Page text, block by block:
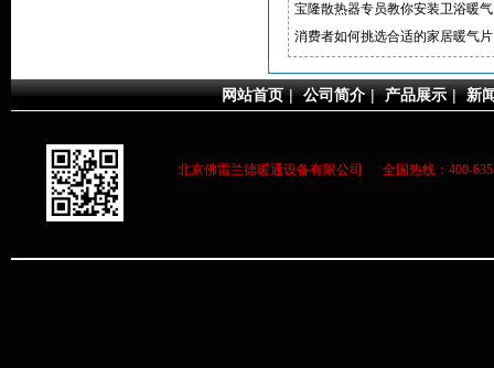
宝隆散热器专员教你安装卫浴暖
消费者如何挑选合适的家居暖气
网站首页 | 公司简介 | 产品展示 | 新
北京佛雷兰德暖通设备有限公司 全国热线：